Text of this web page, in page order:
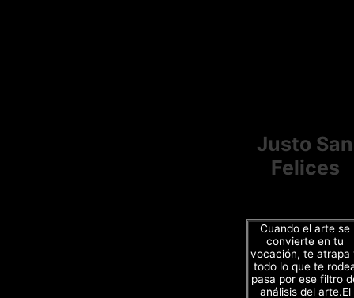
Justo San
Felices
Cuando el arte se
convierte en tu
vocación, te atrapa
todo lo que te
pasa por ese filtro
análisis del arte.El